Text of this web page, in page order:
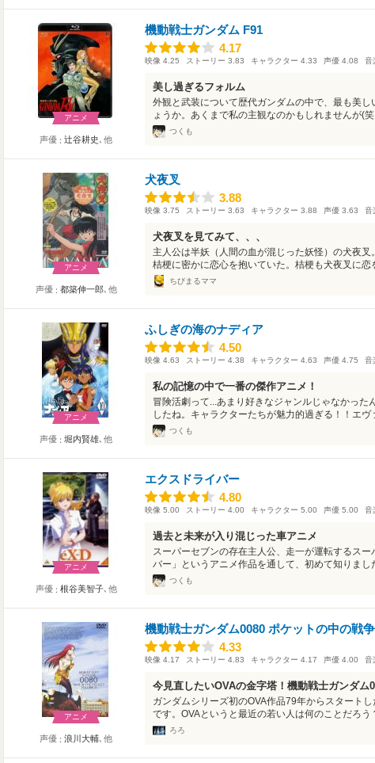
アニメ
声優 辻谷耕史､他
機動戦士ガンダム F91
4.17
4.17
映像 4.25 ストーリー 3.83 キャラクター 4.33 声優 4.08 音
美し過ぎるフォルム
外観と武装について歴代ガンダムの中で、最も美
ょうか。あくまで私の主観なのかもしれませんが(
つくも
アニメ
声優 都築伸一郎､他
犬夜叉
3.88
3.88
映像 3.75 ストーリー 3.63 キャラクター 3.88 声優 3.63 音
犬夜叉を見てみて、、、
主人公は半妖（人間の血が混じった妖怪）の犬夜
桔梗に密かに恋心を抱いていた。桔梗も犬夜叉に恋
ちびまるママ
アニメ
声優 堀内賢雄､他
ふしぎの海のナディア
4.50
4.50
映像 4.63 ストーリー 4.38 キャラクター 4.63 声優 4.75 音
私の記憶の中で一番の傑作アニメ！
冒険活劇って...あまり好きなジャンルじゃなかった
したね。キャラクターたちが魅力的過ぎる！！エヴ
つくも
アニメ
声優 根谷美智子､他
エクスドライバー
4.80
4.80
映像 5.00 ストーリー 4.00 キャラクター 5.00 声優 5.00 音
過去と未来が入り混じった車アニメ
スーパーセブンの存在主人公、走一が運転するス
バー」というアニメ作品を通して、初めて知りまし
つくも
アニメ
声優 浪川大輔､他
機動戦士ガンダム0080 ポケットの中の戦争
4.33
4.33
映像 4.17 ストーリー 4.83 キャラクター 4.17 声優 4.00 音
今見直したいOVAの金字塔！機動戦士ガンダム
ガンダムシリーズ初のOVA作品79年からスタート
です。OVAというと最近の若い人は何のことだろう
ろろ